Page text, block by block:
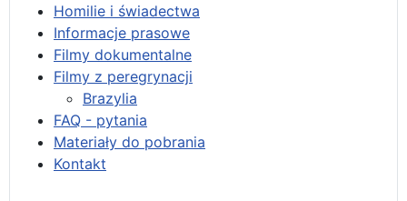
Homilie i świadectwa
Informacje prasowe
Filmy dokumentalne
Filmy z peregrynacji
Brazylia
FAQ - pytania
Materiały do pobrania
Kontakt